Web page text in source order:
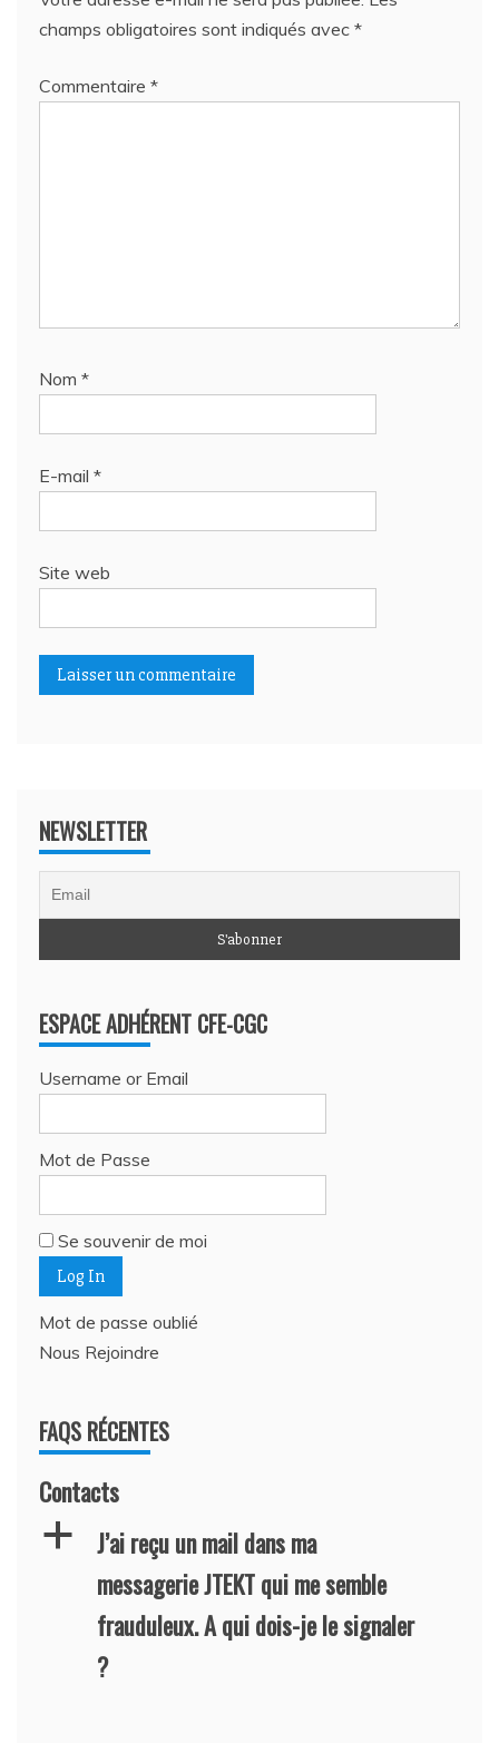
champs obligatoires sont indiqués avec *
Commentaire *
Nom *
E-mail *
Site web
NEWSLETTER
ESPACE ADHÉRENT CFE-CGC
Username or Email
Mot de Passe
Se souvenir de moi
Mot de passe oublié
Nous Rejoindre
FAQS RÉCENTES
Contacts
a
J’ai reçu un mail dans ma
messagerie JTEKT qui me semble
frauduleux. A qui dois-je le signaler
?